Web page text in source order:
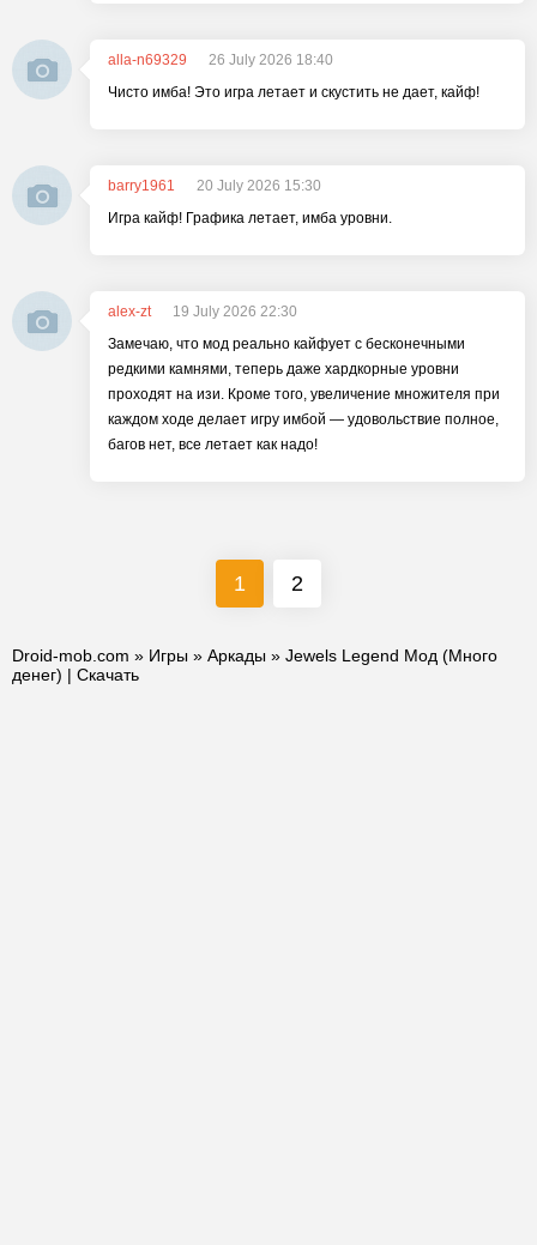
alla-n69329
26 July 2026 18:40
Чисто имба! Это игра летает и скустить не дает, кайф!
barry1961
20 July 2026 15:30
Игра кайф! Графика летает, имба уровни.
alex-zt
19 July 2026 22:30
Замечаю, что мод реально кайфует с бесконечными
редкими камнями, теперь даже хардкорные уровни
проходят на изи. Кроме того, увеличение множителя при
каждом ходе делает игру имбой — удовольствие полное,
багов нет, все летает как надо!
1 2
Droid-mob.com » Игры » Аркады » Jewels Legend Мод (Много
денег) | Скачать